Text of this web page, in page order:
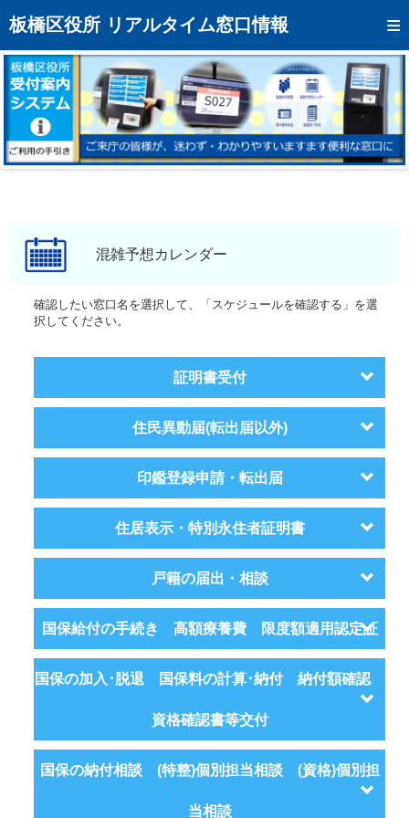
板橋区役所 リアルタイム窓口情報
トップページへ
混雑予想カレンダー
リアルタイム混雑状況
リアルタイム受付番号状況
メール通知登録
モバイルサイト
区役所フロアマップ
混雑予想カレンダー
確認したい窓口名を選択して、「スケジュールを確認する」を選
択してください。
証明書受付
住民異動届(転出届以外)
印鑑登録申請・転出届
住居表示・特別永住者証明書
戸籍の届出・相談
国保給付の手続き 高額療養費 限度額適用認定証
国保の加入･脱退 国保料の計算･納付 納付額確認
資格確認書等交付
国保の納付相談 (特整)個別担当相談 (資格)個別担
当相談